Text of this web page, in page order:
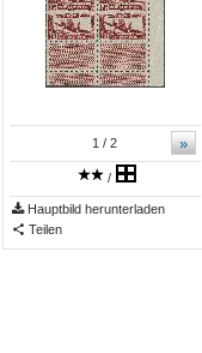
»
1 / 2
/
Hauptbild herunterladen
Teilen